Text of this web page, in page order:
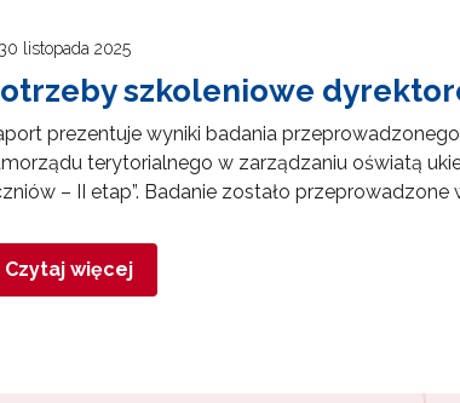
listopada 2025
szkoleniowe
prezentuje wyniki badania
terytorialnego w zarządzaniu oświatą
– II etap”. Badanie zostało
Czytaj więcej